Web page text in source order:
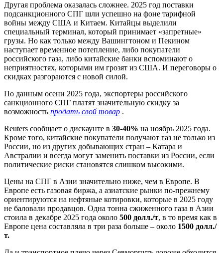
Другая проблема оказалась сложнее. 2025 год поставки
подсанкционного СПГ шли успешно на фоне тарифной
войны между США и Китаем. Китайцы выделили
специальный терминал, который принимает «запретные»
грузы. Но как только между Вашингтоном и Пекином
наступает временное потепление, либо покупатели
российского газа, либо китайские банки вспоминают о
неприятностях, которыми им грозят из США. И переговоры о
скидках разгораются с новой силой.
По данным осени 2025 года, экспортеры российского
санкционного СПГ платят значительную скидку за
возможность продать свой товар .
Reuters сообщает о дискаунте в 30-40% на ноябрь 2025 года.
Кроме того, китайские покупатели получают газ не только из
России, но из других добывающих стран – Катара и
Австралии и всегда могут заменить поставки из России, если
политические риски становятся слишком высокими.
Цены на СПГ в Азии значительно ниже, чем в Европе. В
Европе есть газовая биржа, а азиатские рынки по-прежнему
ориентируются на нефтяные котировки, которые в 2025 году
не баловали продавцов. Одна тонна сжиженного газа в Азии
стоила в декабре 2025 года около 500 долл./т, в то время как в
Европе цена составляла в три раза больше – около 1500 долл./
т.